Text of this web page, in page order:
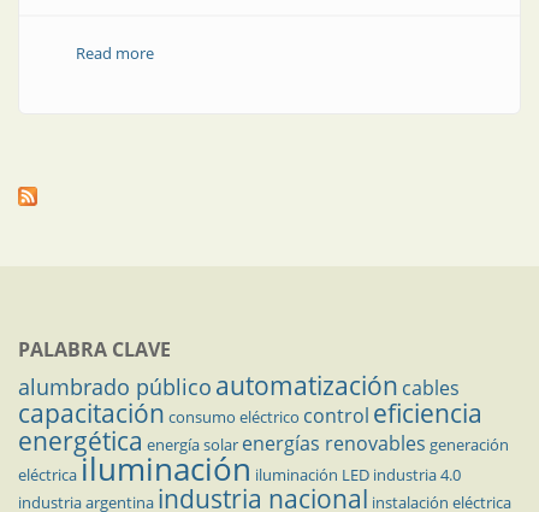
Read moreabout Soluciones confiables de conectividad
PALABRA CLAVE
alumbrado público automatización cables
capacitación consumo eléctrico control eficiencia
energética energía solar energías renovables generación
eléctricailuminación iluminación LED industria 4.0
industria argentina industria nacional instalación eléctrica